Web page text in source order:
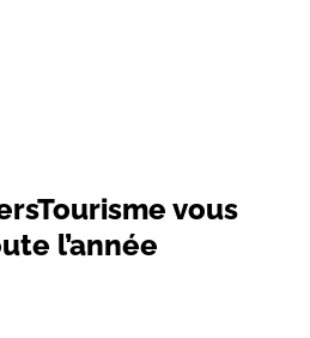
vous
l’année